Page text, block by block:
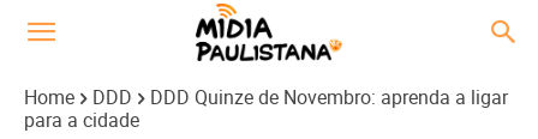
Home DDD
DDD Quinze de Novembro: aprenda a ligar
para a cidade